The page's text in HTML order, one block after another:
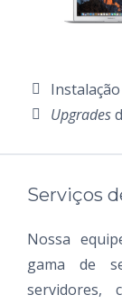
Upgrades
Serviços
Nossa
gama de
servidores,